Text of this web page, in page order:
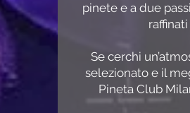
pinete e a due
Se cerchi
selezionato e il
Pineta Club